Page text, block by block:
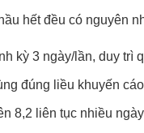
hết đều có nguyên
kỳ 3 ngày/lần, duy trì
đúng liều khuyến
8,2 liên tục nhiều